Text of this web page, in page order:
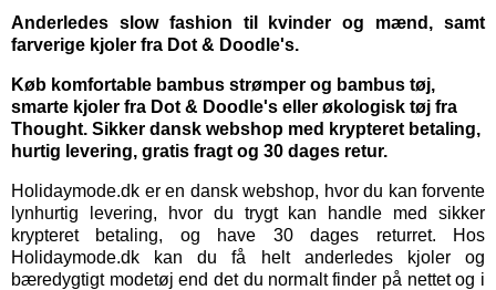
Anderledes slow fashion til kvinder og mænd, samt
farverige kjoler fra Dot & Doodle's.
Køb komfortable bambus strømper og bambus tøj,
smarte kjoler fra Dot & Doodle's eller økologisk tøj fra
Thought. Sikker dansk webshop med krypteret betaling,
hurtig levering, gratis fragt og 30 dages retur.
Holidaymode.dk er en dansk webshop, hvor du kan forvente
lynhurtig levering, hvor du trygt kan handle med sikker
krypteret betaling, og have 30 dages returret. Hos
Holidaymode.dk kan du få helt anderledes kjoler og
bæredygtigt modetøj end det du normalt finder på nettet og i